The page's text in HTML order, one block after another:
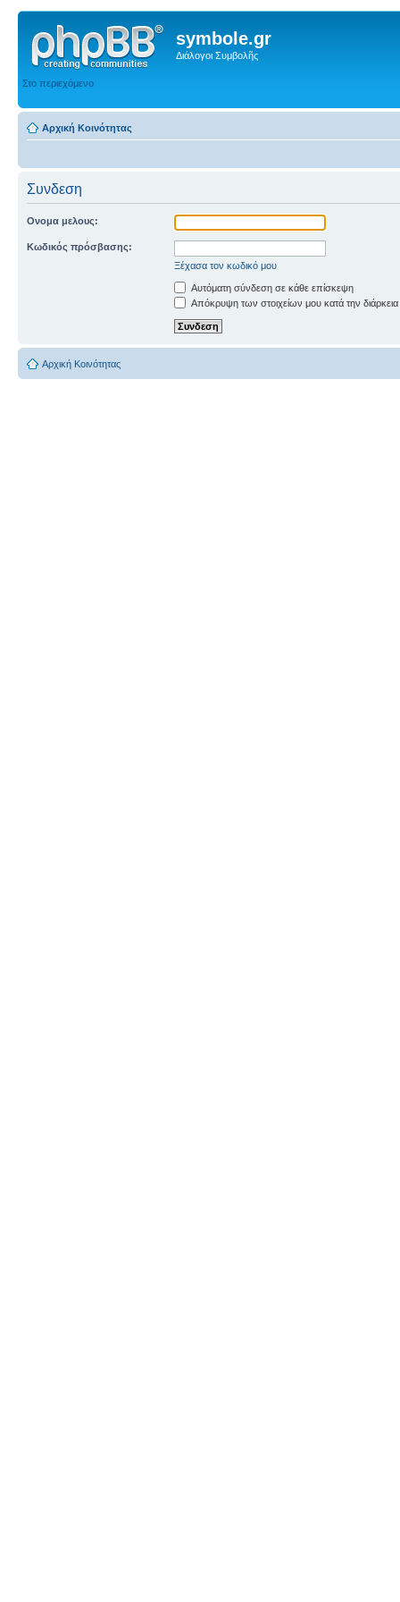
symbole.gr
Διάλογοι Συμβολῆς
Στο περιεχόμενο
Αρχική Κοινότητας
Συνδεση
Ονομα μελους:
Κωδικός πρόσβασης:
Ξέχασα τον κωδικό μου
Αυτόματη σύνδεση σε κάθε επίσκεψη
Απόκρυψη των στοιχείων μου κατά την
Αρχική Κοινότητας